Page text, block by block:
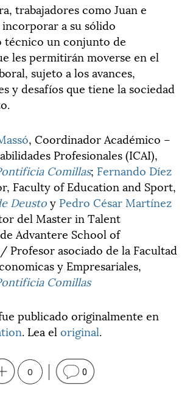
trabajadores como Juan e
a su sólido
un conjunto de
les permitirán moverse en el
sujeto a los avances,
y desafíos que tiene la sociedad
, Coordinador Académico –
Profesionales (ICAI),
Comillas; Fernando Díez
Faculty of Education and Sport,
Deustoy Pedro César Martínez
del Master in Talent
Advantere School of
Profesor asociado de la Facultad
y Empresariales,
Comillas
publicado originalmente en
. Lea el original.
0 0